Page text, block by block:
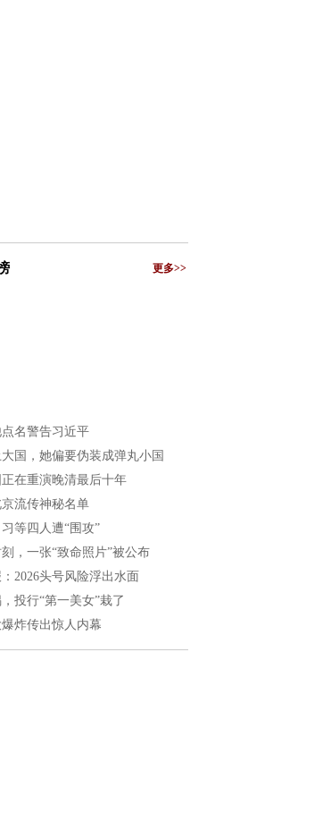
更多>>
名警告习近平
国，她偏要伪装成弹丸小国
在重演晚清最后十年
流传神秘名单
等四人遭“围攻”
，一张“致命照片”被公布
2026头号风险浮出水面
投行“第一美女”栽了
炸传出惊人内幕